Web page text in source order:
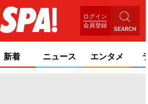
ログイン
会員登録
新着 ニュース エンタメ